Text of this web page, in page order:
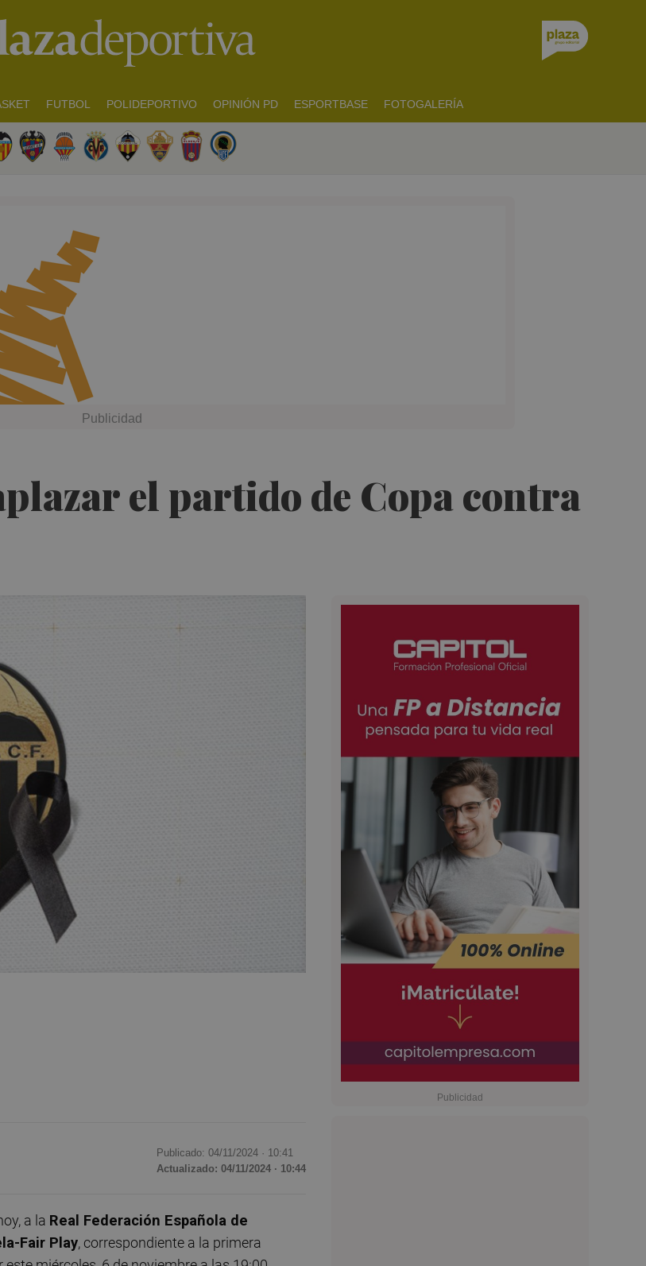
FUTBOL POLIDEPORTIVO OPINIÓN PD ESPORTBASE FOTOGALERÍA
el partido de Copa contra
Publicado: 04/11/2024 · 10:41
Actualizado: 04/11/2024 · 10:44
a la Real Federación Española de
Fair Play, correspondiente a la primera